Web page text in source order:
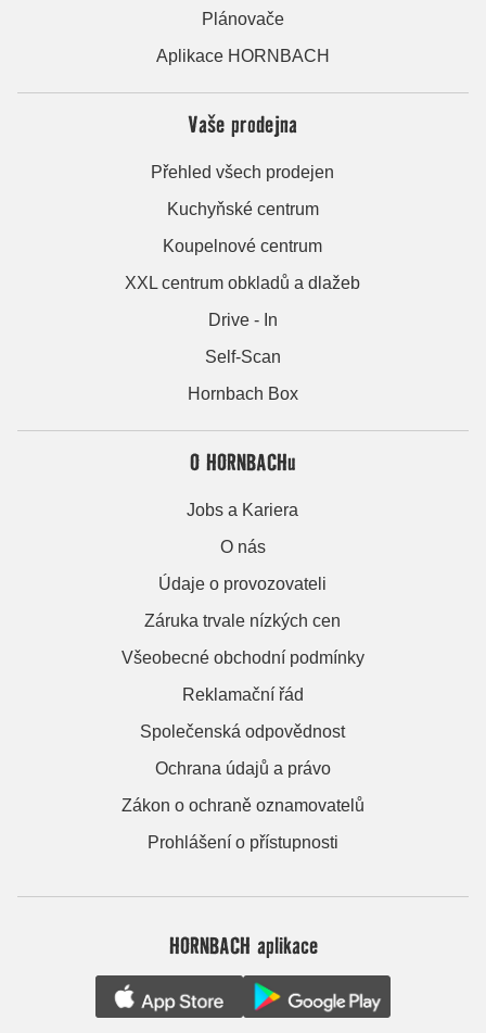
Plánovače
Aplikace HORNBACH
Vaše prodejna
Přehled všech prodejen
Kuchyňské centrum
Koupelnové centrum
XXL centrum obkladů a dlažeb
Drive - In
Self-Scan
Hornbach Box
O HORNBACHu
Jobs a Kariera
O nás
Údaje o provozovateli
Záruka trvale nízkých cen
Všeobecné obchodní podmínky
Reklamační řád
Společenská odpovědnost
Ochrana údajů a právo
Zákon o ochraně oznamovatelů
Prohlášení o přístupnosti
HORNBACH aplikace